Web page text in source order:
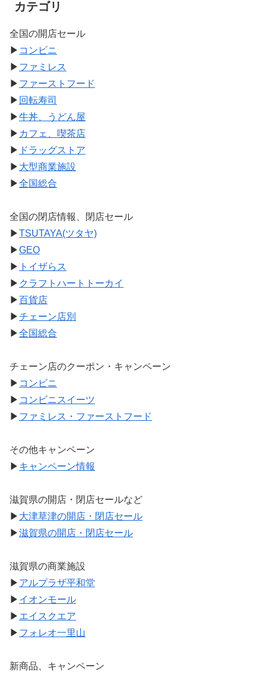
カテゴリ
全国の開店セール
▶ コンビニ
▶ ファミレス
▶ ファーストフード
▶ 回転寿司
▶牛丼、うどん屋
▶ カフェ、喫茶店
▶ ドラッグストア
▶ 大型商業施設
▶全国総合
全国の閉店情報、閉店セール
▶TSUTAYA(ツタヤ)
▶GEO
▶ トイザらス
▶ クラフトハートトーカイ
▶ 百貨店
▶チェーン店別
▶全国総合
チェーン店のクーポン・キャンペーン
▶ コンビニ
▶ コンビニスイーツ
▶ ファミレス・ファーストフード
その他キャンペーン
▶ キャンペーン情報
滋賀県の開店・閉店セールなど
▶ 大津草津の開店・閉店セール
▶滋賀県の開店・閉店セール
滋賀県の商業施設
▶ アルプラザ平和堂
▶ イオンモール
▶ エイスクエア
▶ フォレオ一里山
新商品、キャンペーン